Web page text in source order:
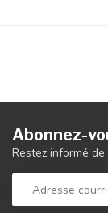
Abonnez-
Restez informé